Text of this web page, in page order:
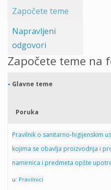
Započete teme
Napravljeni
odgovori
Započete teme na
Glavne teme
Poruka
Pravilnik o sanitarno-higijenskim
kojima se obavlja proizvodnja i
namirnica i predmeta opšte
u: Pravilnici